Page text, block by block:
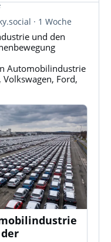
1 Woche
und den
Automobilindustrie
Ford,